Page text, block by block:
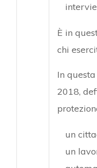
È in
chi
In
2018,
un
un